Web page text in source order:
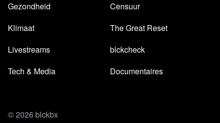
Gezondheid
Klimaat
Livestreams
Tech & Media
Censuur
The Great Reset
blckcheck
Documentaires
© 2026 blckbx